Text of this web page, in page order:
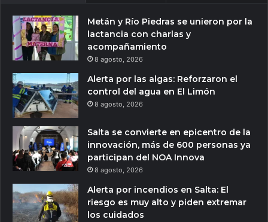
Metán y Río Piedras se unieron por la
lactancia con charlas y
acompañamiento
8 agosto, 2026
Alerta por las algas: Reforzaron el
control del agua en El Limón
8 agosto, 2026
Salta se convierte en epicentro de la
innovación, más de 600 personas ya
participan del NOA Innova
8 agosto, 2026
Alerta por incendios en Salta: El
riesgo es muy alto y piden extremar
los cuidados